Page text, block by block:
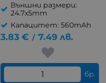
Външни размери:
24.7x5mm
Капацитет: 560mAh
3.83 € / 7.49 лв.
бр.